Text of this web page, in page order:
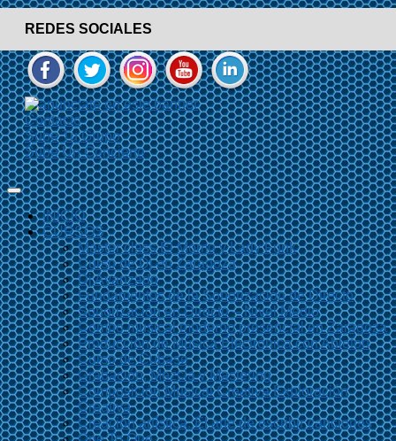
REDES SOCIALES
Contacto
Sube Tu Grupo
Sube Un Concierto
INICIO
CURSOS
Master class El Momo y Lady Funk
Curso de Dj en Zaragoza
Dj Avanzado
Fundamentos de la Sonorización de Directo
Sonorización en Directo – Nivel Medio
Combo musical moderno presencial en Zaragoza
Producción de Música Electrónica con Ableton
Curso de Cubase
Grabación, Mezcla y Mastering
Composición Musical Creativa Exploración
Creativa
Creación artística. El arte de escribir canciones